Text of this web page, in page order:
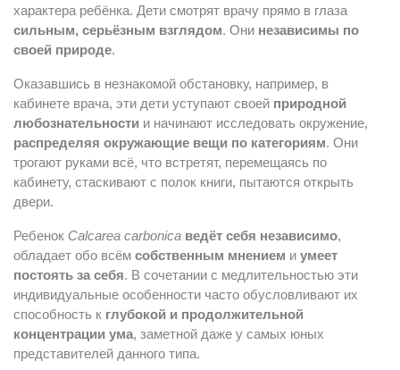
характера ребёнка. Дети смотрят врачу прямо в глаза
сильным, серьёзным взглядом. Они независимы по
своей природе.
Оказавшись в незнакомой обстановку, например, в
кабинете врача, эти дети уступают своей природной
любознательности и начинают исследовать окружение,
распределяя окружающие вещи по категориям. Они
трогают руками всё, что встретят, перемещаясь по
кабинету, стаскивают с полок книги, пытаются открыть
двери.
Ребенок Calcarea carbonica ведёт себя независимо,
обладает обо всём собственным мнением и умеет
постоять за себя. В сочетании с медлительностью эти
индивидуальные особенности часто обусловливают их
способность к глубокой и продолжительной
концентрации ума, заметной даже у самых юных
представителей данного типа.